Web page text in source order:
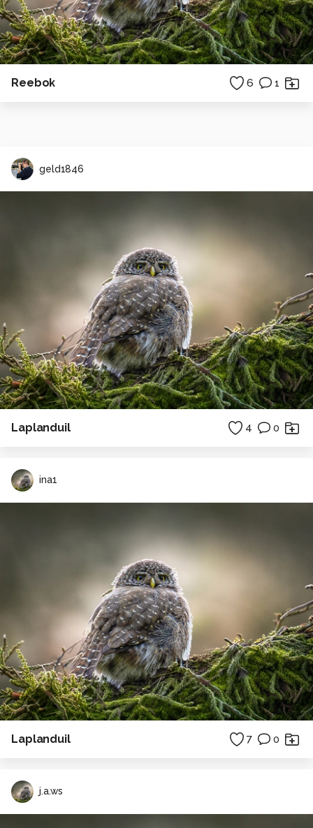
Reebok 6 1
geld1846
Laplanduil 4 0
ina1
Laplanduil 7 0
j.a.ws